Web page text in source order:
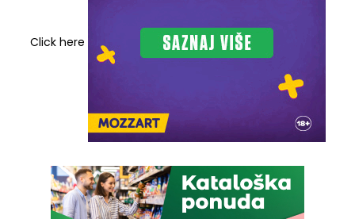
Click here